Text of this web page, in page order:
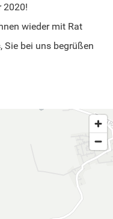
2020!
wieder mit Rat
Sie bei uns begrüßen